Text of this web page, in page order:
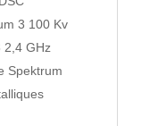
3 100 Kv
2,4 GHz
Spektrum